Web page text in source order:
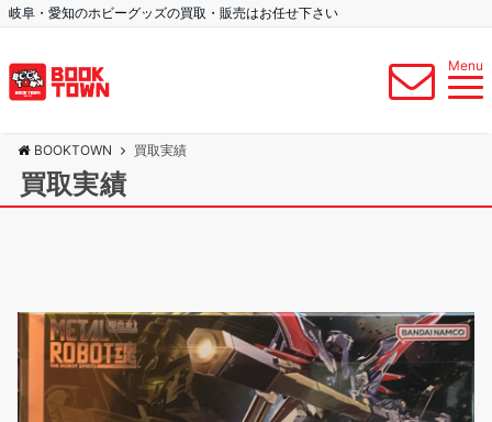
岐阜・愛知のホビーグッズの買取・販売はお任せ下さい
Menu
BOOKTOWN 買取実績
買取実績